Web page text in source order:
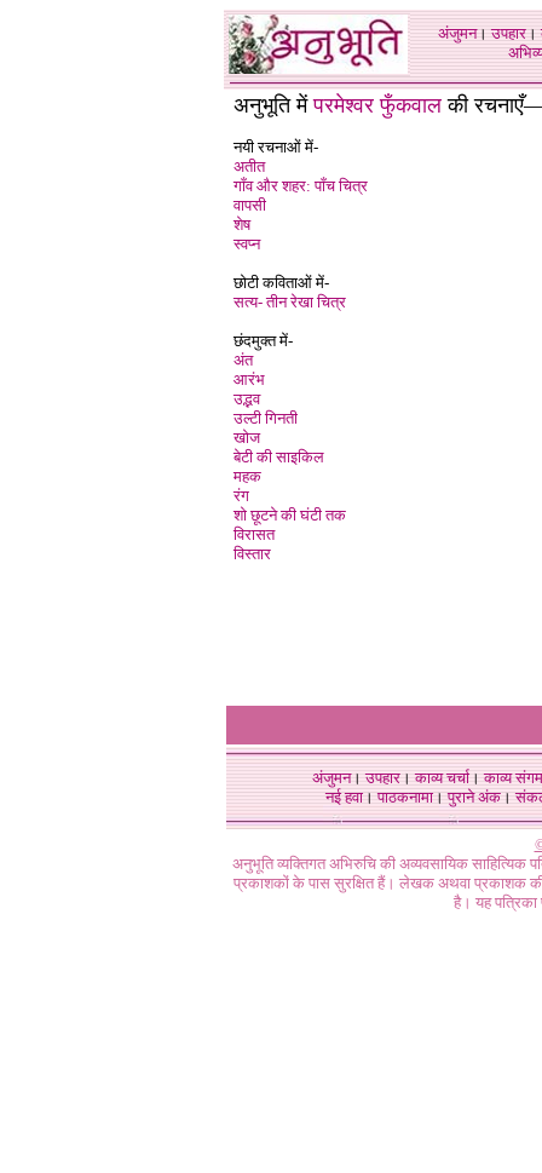
अंजुमन।उपहार।
अनुभूति मेंपरमेश्वर फुँकवाल की
नयी रचनाओं में-
अतीत
गाँव और शहर: पाँच चित्र
वापसी
शेष
स्वप्न
छोटी कविताओं में-
सत्य- तीन रेखा चित्र
छंदमुक्त में-
अंत
आरंभ
उद्भव
उल्टी गिनती
खोज
बेटी की साइकिल
महक
रंग
शो छूटने की घंटी तक
विरासत
विस्तार
अंजुमन।उपहार।काव्य चर्चा।काव्य संगम
नई हवा। पाठकनामा। पुराने अंक।
अनुभूति व्यक्तिगत अभिरुचि की अव्यवसायिक
प्रकाशकों के पास सुरक्षित हैं। लेखक अथवा प्रकाशक की
है। यह पत्रिका